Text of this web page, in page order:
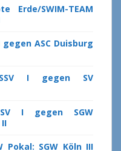
Erde/SWIM-TEAM
gegen ASC Duisburg
SSV I gegen SV
I gegen SGW
Pokal: SGW Köln III